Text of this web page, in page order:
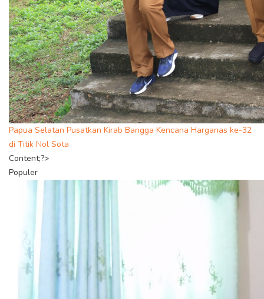
Papua Selatan Pusatkan Kirab Bangga Kencana Harganas ke-32
di Titik Nol Sota
Content;?>
Populer